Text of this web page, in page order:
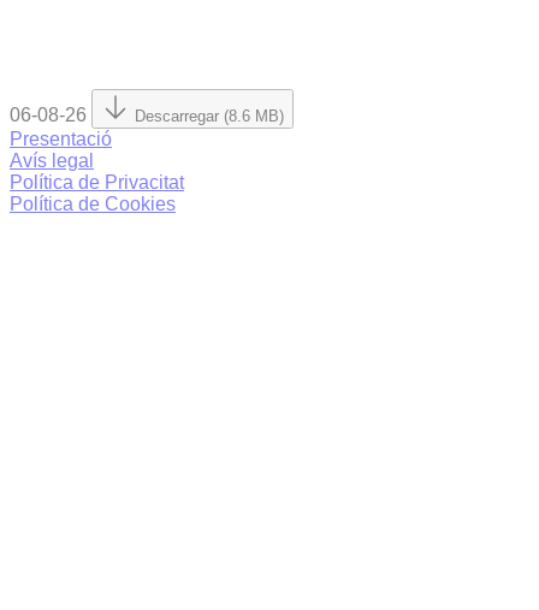
06-08-26 Descarregar (8.6 MB)
Presentació
Avís legal
Política de Privacitat
Política de Cookies